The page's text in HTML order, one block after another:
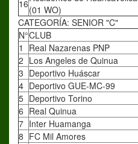
16(01 WO)
CATEGORÍA: SENIOR "C"
N°CLUB
1
Real Nazarenas PNP
2 Los Angeles de Quinua
3 Deportivo Huáscar
4 Deportivo GUE-MC-99
5 Deportivo Torino
6 Real Quinua
7 Inter Huamanga
8 FC Mil Amores